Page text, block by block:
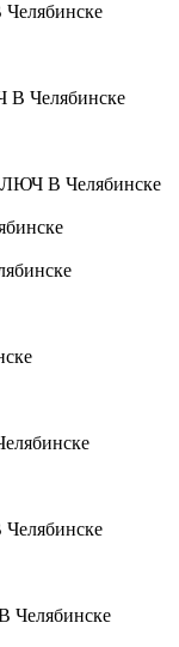
Челябинске
В Челябинске